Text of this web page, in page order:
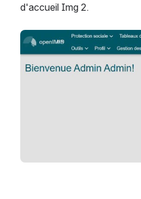
d'accueil Img 2.
Open